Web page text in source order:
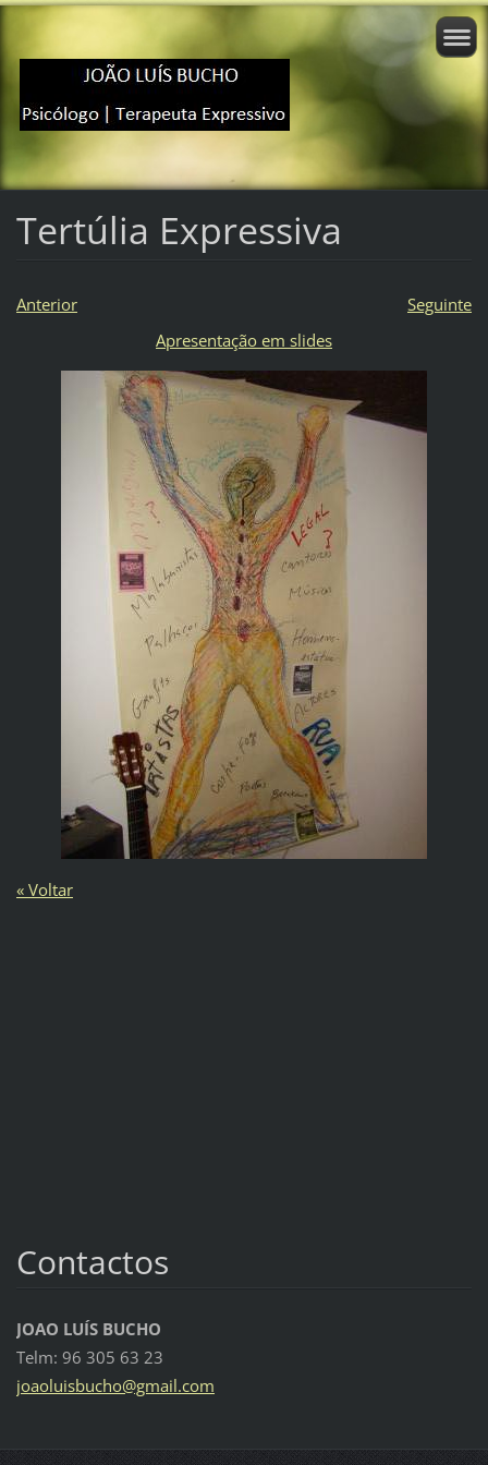
Tertúlia Expressiva
Anterior
Seguinte
Apresentação em slides
« Voltar
Contactos
JOAO LUÍS BUCHO
Telm: 96 305 63 23
joaoluisbucho@gmail.com